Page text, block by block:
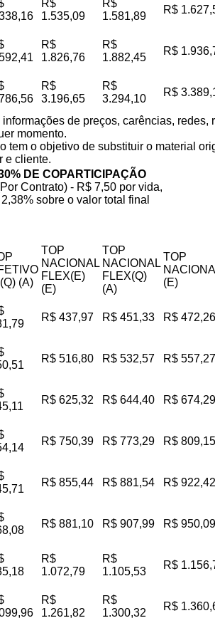
R$
1.535,09
R$
1.581,89
R$
R$
1.826,76
R$
1.882,45
R$
R$
3.196,65
R$
3.294,10
R$
informações de preços, carências,
momento.
tem o objetivo de substituir o material
e cliente.
DE COPARTICIPAÇÃO
Contrato) - R$ 7,50 por vida,
sobre o valor total final
(A)
TOP
NACIONAL
FLEX(E)
(E)
TOP
NACIONAL
FLEX(Q)
(A)
TOP
(E)
R$ 437,97 R$ 451,33 R$ 472,26
R$ 516,80 R$ 532,57 R$ 557,27
R$ 625,32 R$ 644,40 R$ 674,29
R$ 750,39 R$ 773,29 R$ 809,15
R$ 855,44 R$ 881,54 R$ 922,42
R$ 881,10 R$ 907,99 R$ 950,09
R$
1.072,79
R$
1.105,53
R$
R$
1.261,82
R$
1.300,32
R$